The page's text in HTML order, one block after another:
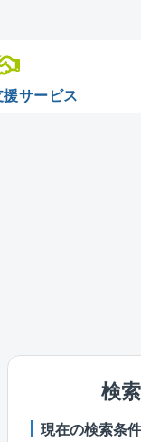
サービス
検
現在の検索条件